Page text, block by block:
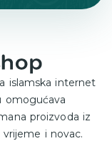
islamska internet
omogućava
proizvoda iz
i novac.